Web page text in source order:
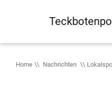
Home Nachrichten